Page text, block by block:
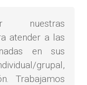
nuestras
atender a las
en sus
grupal,
Trabajamos